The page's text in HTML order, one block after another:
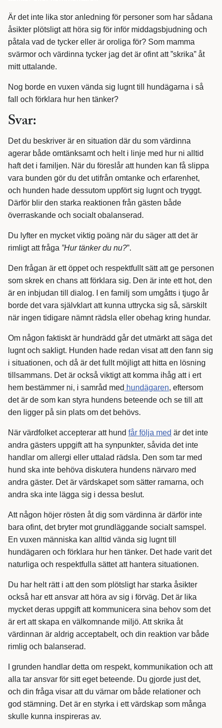
Är det inte lika stor anledning för personer som har sådana
åsikter plötsligt att höra sig för inför middagsbjudning och
påtala vad de tycker eller är oroliga för? Som mamma
svärmor och värdinna tycker jag det är ofint att ”skrika” åt
mitt uttalande.
Nog borde en vuxen vända sig lugnt till hundägarna i så
fall och förklara hur hen tänker?
Svar:
Det du beskriver är en situation där du som värdinna
agerar både omtänksamt och helt i linje med hur ni alltid
haft det i familjen. När du föreslår att hunden kan få slippa
vara bunden gör du det utifrån omtanke och erfarenhet,
och hunden hade dessutom uppfört sig lugnt och tryggt.
Därför blir den starka reaktionen från gästen både
överraskande och socialt obalanserad.
Du lyfter en mycket viktig poäng när du säger att det är
rimligt att fråga ”Hur tänker du nu?”.
Den frågan är ett öppet och respektfullt sätt att ge personen
som skrek en chans att förklara sig. Den är inte ett hot, den
är en inbjudan till dialog. I en familj som umgåtts i tjugo år
borde det vara självklart att kunna uttrycka sig så, särskilt
när ingen tidigare nämnt rädsla eller obehag kring hundar.
Om någon faktiskt är hundrädd går det utmärkt att säga det
lugnt och sakligt. Hunden hade redan visat att den fann sig
i situationen, och då är det fullt möjligt att hitta en lösning
tillsammans. Det är också viktigt att komma ihåg att i ert
hem bestämmer ni, i samråd med hundägaren, eftersom
det är de som kan styra hundens beteende och se till att
den ligger på sin plats om det behövs.
När värdfolket accepterar att hund får följa med är det inte
andra gästers uppgift att ha synpunkter, såvida det inte
handlar om allergi eller uttalad rädsla. Den som tar med
hund ska inte behöva diskutera hundens närvaro med
andra gäster. Det är värdskapet som sätter ramarna, och
andra ska inte lägga sig i dessa beslut.
Att någon höjer rösten åt dig som värdinna är därför inte
bara ofint, det bryter mot grundläggande socialt samspel.
En vuxen människa kan alltid vända sig lugnt till
hundägaren och förklara hur hen tänker. Det hade varit det
naturliga och respektfulla sättet att hantera situationen.
Du har helt rätt i att den som plötsligt har starka åsikter
också har ett ansvar att höra av sig i förväg. Det är lika
mycket deras uppgift att kommunicera sina behov som det
är ert att skapa en välkomnande miljö. Att skrika åt
värdinnan är aldrig acceptabelt, och din reaktion var både
rimlig och balanserad.
I grunden handlar detta om respekt, kommunikation och att
alla tar ansvar för sitt eget beteende. Du gjorde just det,
och din fråga visar att du värnar om både relationer och
god stämning. Det är en styrka i ett värdskap som många
skulle kunna inspireras av.